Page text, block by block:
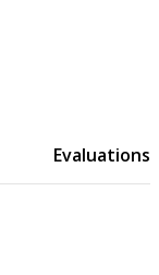
Evaluations